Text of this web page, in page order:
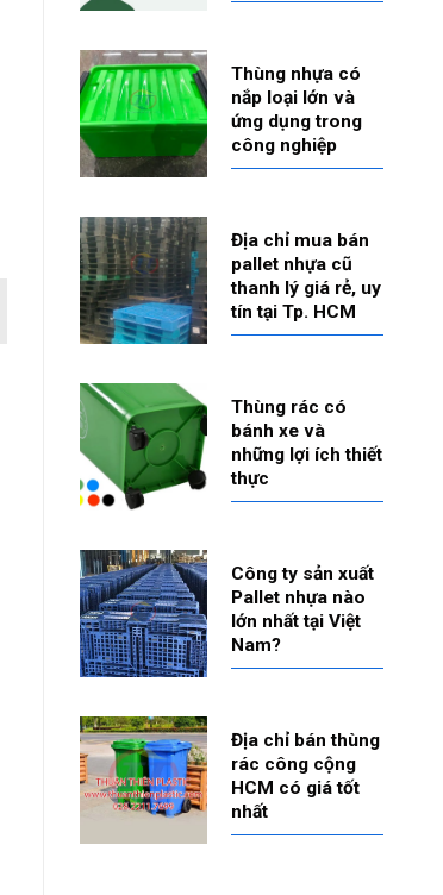
Thùng nhựa có
nắp loại lớn và
ứng dụng trong
công nghiệp
Địa chỉ mua bán
pallet nhựa cũ
thanh lý giá rẻ, uy
tín tại Tp. HCM
Thùng rác có
bánh xe và
những lợi ích thiết
thực
Công ty sản xuất
Pallet nhựa nào
lớn nhất tại Việt
Nam?
Địa chỉ bán thùng
rác công cộng
HCM có giá tốt
nhất